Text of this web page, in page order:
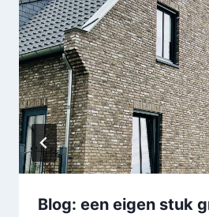
Blog: een eigen stuk